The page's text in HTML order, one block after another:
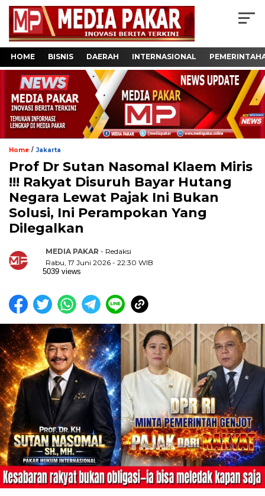
HOME BISNIS DAERAH INTERNASIONAL
Home / Jakarta
Prof Dr Sutan Nasomal Klaem Miris
!!! Rakyat Disuruh Bayar Hutang
Negara Lewat Pajak Ini Bukan
Solusi, Ini Perampokan Yang
Dilegalkan
MEDIA PAKAR - Redaksi
Rabu, 17 Juni 2026 - 22:30 WIB
5039 views